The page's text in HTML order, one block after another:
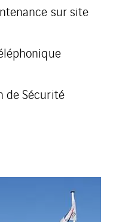
sur site
de Sécurité